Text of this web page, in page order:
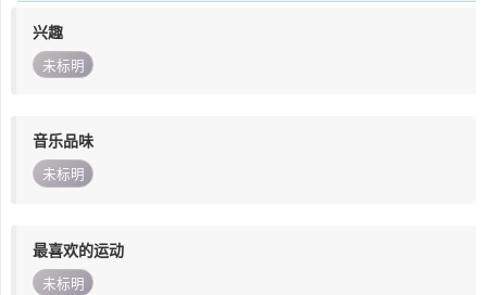
兴趣
未标明
音乐品味
未标明
最喜欢的运动
未标明